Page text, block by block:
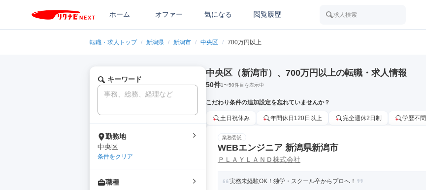
ホーム オファー 気になる 閲覧履歴 求人検索
転職・求人トップ / 新潟県 / 新潟市 / 中央区 / 700万円以上
キーワード
勤務地
中央区
条件をクリア
職種
中央区（新潟市）、700万円以上の転職・求人情報
50件1〜50件目を表示中
こだわり条件の追加設定を忘れていませんか？
土日祝休み 年間休日120日以上 完全週休2日制 学歴不問
業務委託
WEBエンジニア 新潟県新潟市
ＰＬＡＹＬＡＮＤ株式会社
実務未経験OK！独学・スクール卒からプロへ！